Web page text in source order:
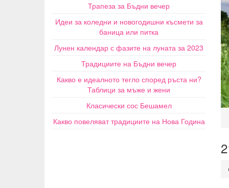
Трапеза за Бъдни вечер
Идеи за коледни и новогодишни късмети за
баница или питка
Лунен календар с фазите на луната за 2023
Традициите на Бъдни вечер
Какво е идеалното тегло според ръста ни?
Таблици за мъже и жени
Класически сос Бешамел
Какво повеляват традициите на Нова Година